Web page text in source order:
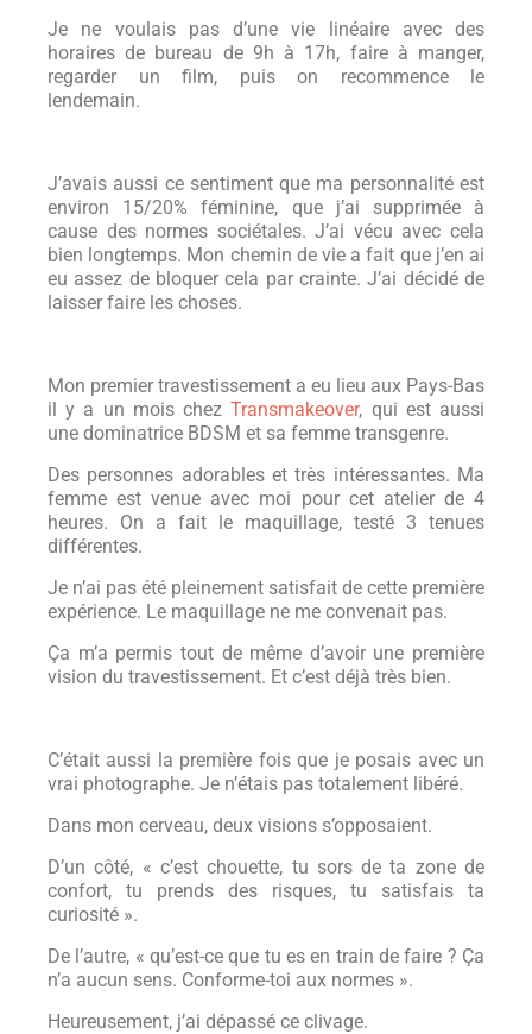
Je ne voulais pas d’une vie linéaire avec des
horaires de bureau de 9h à 17h, faire à manger,
regarder un film, puis on recommence le
lendemain.
J’avais aussi ce sentiment que ma personnalité est
environ 15/20% féminine, que j’ai supprimée à
cause des normes sociétales. J’ai vécu avec cela
bien longtemps. Mon chemin de vie a fait que j’en ai
eu assez de bloquer cela par crainte. J’ai décidé de
laisser faire les choses.
Mon premier travestissement a eu lieu aux Pays-Bas
il y a un mois chezTransmakeover, qui est aussi
une dominatrice BDSM et sa femme transgenre.
Des personnes adorables et très intéressantes. Ma
femme est venue avec moi pour cet atelier de 4
heures. On a fait le maquillage, testé 3 tenues
différentes.
Je n’ai pas été pleinement satisfait de cette première
expérience. Le maquillage ne me convenait pas.
Ça m’a permis tout de même d’avoir une première
vision du travestissement. Et c’est déjà très bien.
C’était aussi la première fois que je posais avec un
vrai photographe. Je n’étais pas totalement libéré.
Dans mon cerveau, deux visions s’opposaient.
D’un côté, « c’est chouette, tu sors de ta zone de
confort, tu prends des risques, tu satisfais ta
curiosité ».
De l’autre, « qu’est-ce que tu es en train de faire ? Ça
n’a aucun sens. Conforme-toi aux normes ».
Heureusement, j’ai dépassé ce clivage.